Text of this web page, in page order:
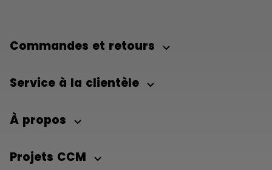
Commandes et retours
Service à la clientèle
À propos
Projets CCM